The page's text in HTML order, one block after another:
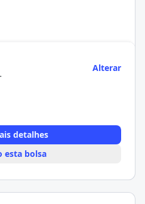
Alterar
detalhes
esta bolsa